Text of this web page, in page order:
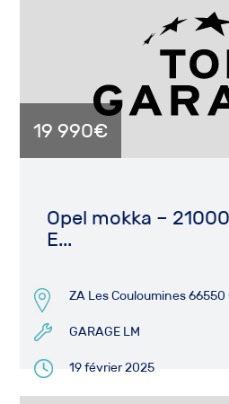
19 990€
Opel mokka –
E...
ZA Les Couloumines 66550
GARAGE LM
19 février 2025